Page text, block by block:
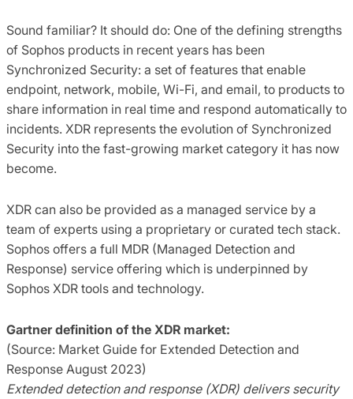
Sound familiar? It should do: One of the defining strengths
of Sophos products in recent years has been
Synchronized Security: a set of features that enable
endpoint, network, mobile, Wi-Fi, and email, to products to
share information in real time and respond automatically to
incidents. XDR represents the evolution of Synchronized
Security into the fast-growing market category it has now
become.
XDR can also be provided as a managed service by a
team of experts using a proprietary or curated tech stack.
Sophos offers a full MDR (Managed Detection and
Response) service offering which is underpinned by
Sophos XDR tools and technology.
Gartner definition of the XDR market:
(Source: Market Guide for Extended Detection and
Response August 2023)
Extended detection and response (XDR) delivers security